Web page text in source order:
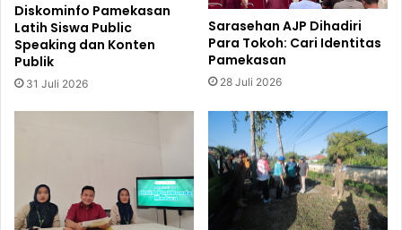
Diskominfo Pamekasan
Latih Siswa Public
Speaking dan Konten
Publik
31 Juli 2026
Sarasehan AJP Dihadiri
Para Tokoh: Cari Identitas
Pamekasan
28 Juli 2026